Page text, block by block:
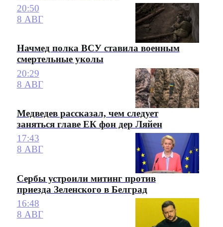
20:50
8 АВГ
Начмед полка ВСУ ставила военным
смертельные уколы
20:29
8 АВГ
Медведев рассказал, чем следует
заняться главе ЕК фон дер Ляйен
17:43
8 АВГ
Сербы устроили митинг против
приезда Зеленского в Белград
16:48
8 АВГ